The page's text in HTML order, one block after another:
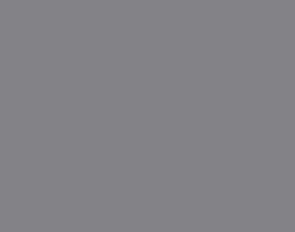
à distance
? (2025)
de réaliser un
distance. Ce
qu'en
en plus.